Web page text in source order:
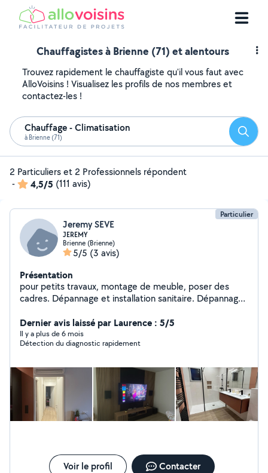
Chauffagistes à Brienne (71) et alentours
Trouvez rapidement le chauffagiste qu'il vous faut avec
AlloVoisins ! Visualisez les profils de nos membres et
contactez-les !
Chauffage - Climatisation
à Brienne (71)
2 Particuliers et 2 Professionnels répondent
-
4,5/5 (111 avis)
Particulier
Jeremy SEVE
JEREMY
Brienne (Brienne)
5/5 (3 avis)
Présentation
pour petits travaux, montage de meuble, poser des
cadres. Dépannage et installation sanitaire. Dépannage
Dernier avis laissé par Laurence : 5/5
Il y a plus de 6 mois
Détection du diagnostic rapidement
Voir le profil Contacter